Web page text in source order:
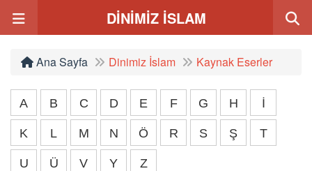
DİNİMİZ İSLAM
Ana Sayfa Dinimiz İslam Kaynak Eserler
A B C D E F G H İ
K L M N Ö R S Ş T
U Ü V Y Z